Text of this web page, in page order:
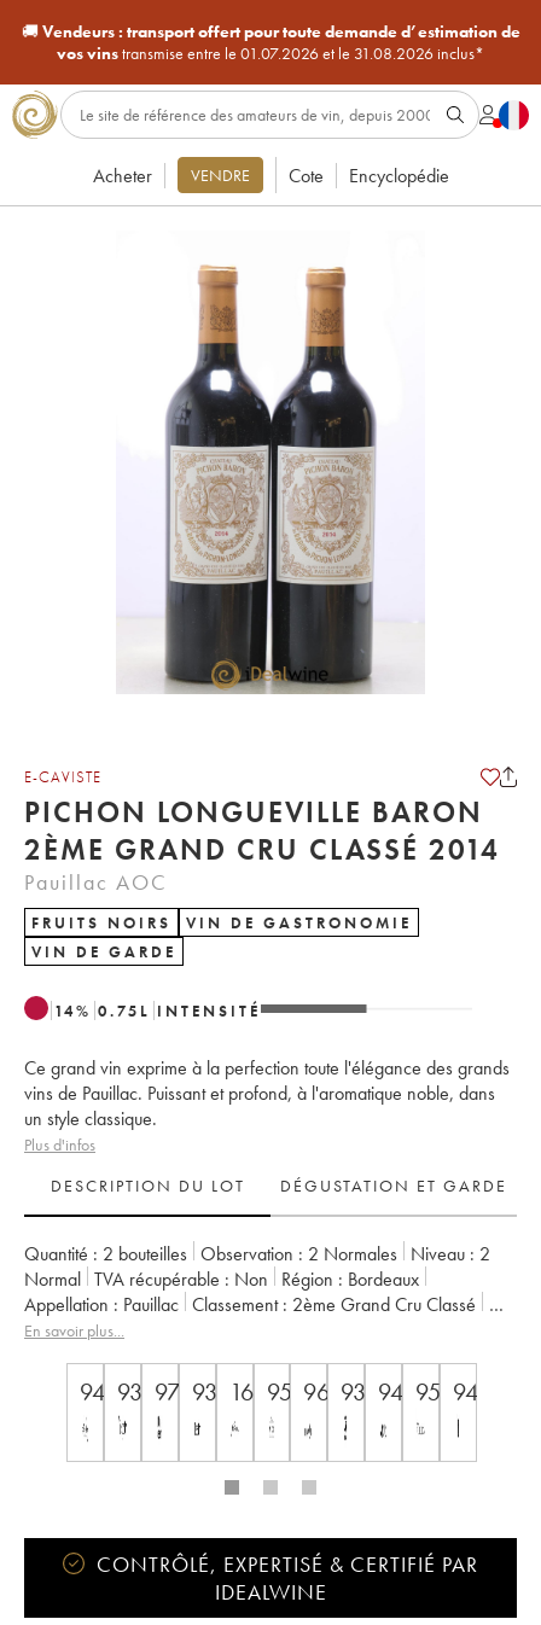
🚚Vendeurs : transport offert pour toute demande d’estimation de
vos vinstransmise entre le 01.07.2026 et le 31.08.2026 inclus*
Acheter VENDRE Cote Encyclopédie
E-CAVISTE
PICHON LONGUEVILLE BARON
2ÈME GRAND CRU CLASSÉ 2014
Pauillac AOC
FRUITS NOIRS
VIN DE GASTRONOMIE
VIN DE GARDE
14% 0.75 L INTENSITÉ
Ce grand vin exprime à la perfection toute l'élégance des grands
vins de Pauillac. Puissant et profond, à l'aromatique noble, dans
un style classique.
Plus d'infos
DESCRIPTION DU LOT
DÉGUSTATION ET GARDE
Quantité : 2 bouteilles Observation : 2 Normales Niveau : 2
Normal
TVA récupérable : non Région :
Bordeaux
Appellation : Pauillac Classement :
2ème Grand Cru Classé
Propriétaire :
En savoir plus...
94 93 97 93 16.5++
95 96 93 94 95 94
CONTRÔLÉ, EXPERTISÉ & CERTIFIÉ PAR
IDEALWINE